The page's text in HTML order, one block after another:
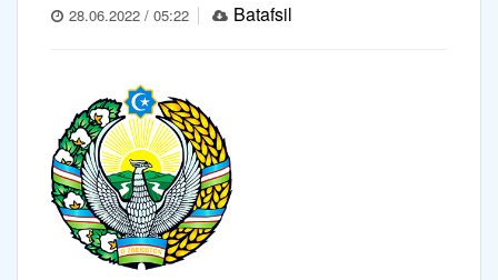
28.06.2022 / 05:22 Batafsil